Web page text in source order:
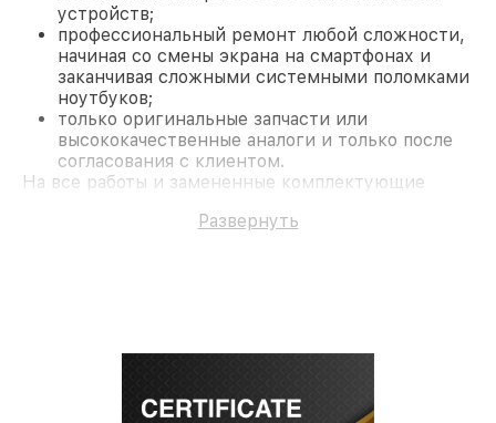
устройств;
профессиональный ремонт любой сложности,
начиная со смены экрана на смартфонах и
заканчивая сложными системными поломками
ноутбуков;
только оригинальные запчасти или
высококачественные аналоги и только после
согласования с клиентом.
На все работы и замененные комплектующие
поломки по условиям гарантии, мы бесплатно
безупречной репутацией;
лицензированное ПО в ремонтно-
Развернуть